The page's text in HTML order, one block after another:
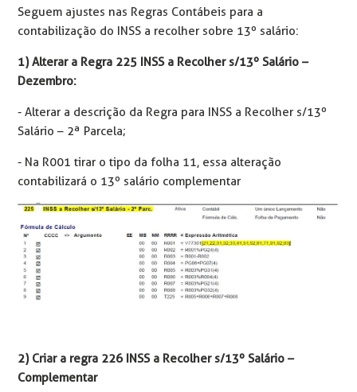
Seguem ajustes nas Regras Contábeis para a
contabilização do INSS a recolher sobre 13º salário:
1) Alterar a Regra 225 INSS a Recolher s/13º Salário –
Dezembro:
- Alterar a descrição da Regra para INSS a Recolher s/13º
Salário – 2ª Parcela;
- Na R001 tirar o tipo da folha 11, essa alteração
contabilizará o 13º salário complementar
2) Criar a regra 226 INSS a Recolher s/13º Salário –
Complementar